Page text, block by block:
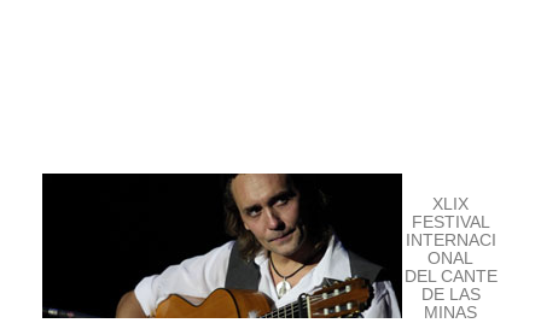
XLIX
FESTIVAL
INTERNACI
ONAL
DEL CANTE
DE LAS
MINAS